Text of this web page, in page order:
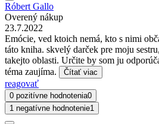
Róbert Gallo
Overený nákup
23.7.2022
Emócie, ved ktoich nemá, kto s nimi
táto kniha. skvelý darček pre moju
takejto oblasti. Určite by som ju
téma zaujíma.
Čítať viac
reagovať
0 pozitívne hodnotenia0
1 negatívne hodnotenie1